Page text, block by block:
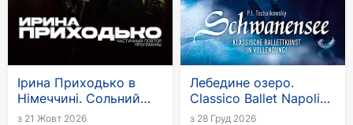
Ірина Приходько в
Німеччині. Сольний
стендап-тур
з 21 Жовт 2026
Лебедине озеро.
Classico Ballet Napoli
2026-2027
з 28 Груд 2026